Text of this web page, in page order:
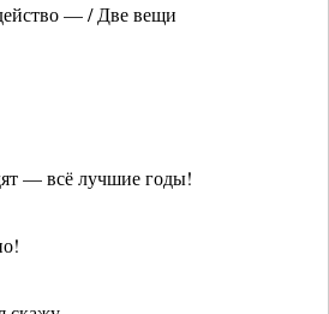
— / Две вещи
— всё лучшие годы!